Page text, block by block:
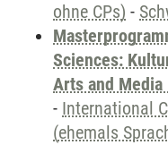
ohne CPs) -
Sciences:
Arts and Media
- International
(ehemals